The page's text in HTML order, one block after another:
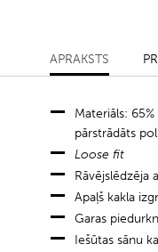
APRAKSTS
Materiāls:
pārstrādāts
Loose fit
Rāvējslēdzēja
Apaļš kakla
Garas
Iešūtas sānu